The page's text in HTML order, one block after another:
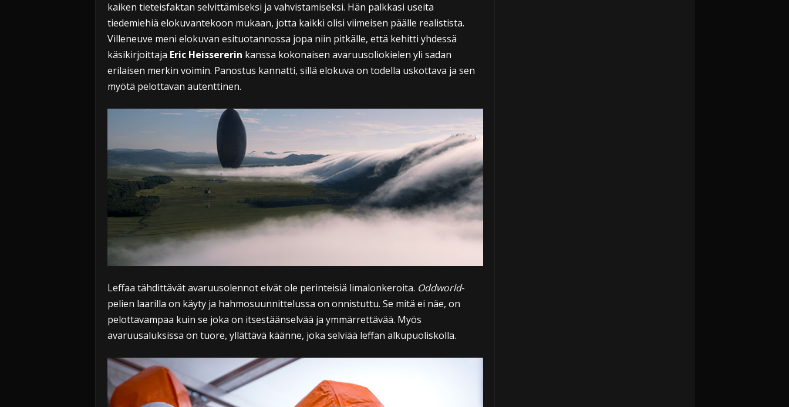
kaiken tieteisfaktan selvittämiseksi ja vahvistamiseksi. Hän palkkasi useita
tiedemiehiä elokuvantekoon mukaan, jotta kaikki olisi viimeisen päälle realistista.
Villeneuve meni elokuvan esituotannossa jopa niin pitkälle, että kehitti yhdessä
käsikirjoittaja Eric Heissererin kanssa kokonaisen avaruusoliokielen yli sadan
erilaisen merkin voimin. Panostus kannatti, sillä elokuva on todella uskottava ja sen
myötä pelottavan autenttinen.
Leffaa tähdittävät avaruusolennot eivät ole perinteisiä limalonkeroita. Oddworld-
pelien laarilla on käyty ja hahmosuunnittelussa on onnistuttu. Se mitä ei näe, on
pelottavampaa kuin se joka on itsestäänselvää ja ymmärrettävää. Myös
avaruusaluksissa on tuore, yllättävä käänne, joka selviää leffan alkupuoliskolla.